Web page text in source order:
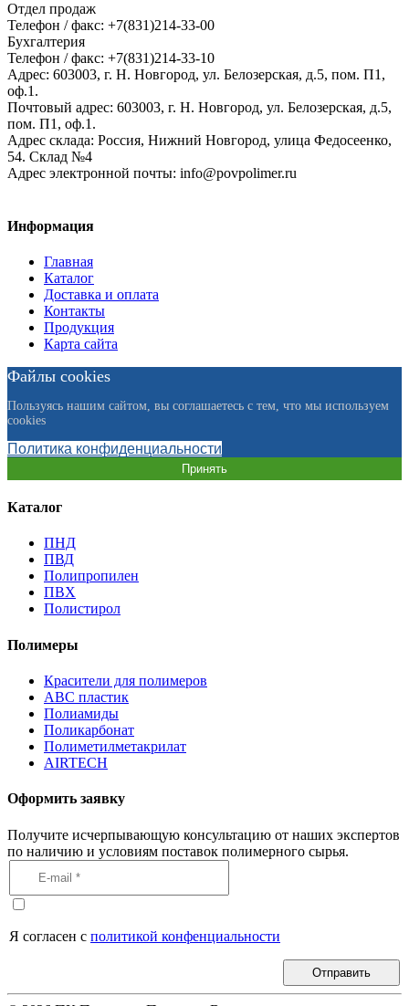
Отдел продаж
Телефон / факс: +7(831)214-33-00
Бухгалтерия
Телефон / факс: +7(831)214-33-10
Адрес: 603003, г. Н. Новгород, ул. Белозерская, д.5, пом. П1,
оф.1.
Почтовый адрес: 603003, г. Н. Новгород, ул. Белозерская, д.5,
пом. П1, оф.1.
Адрес склада: Россия, Нижний Новгород, улица Федосеенко,
54. Склад №4
Адрес электронной почты: info@povpolimer.ru
Информация
Главная
Каталог
Доставка и оплата
Контакты
Продукция
Карта сайта
Файлы cookies
Пользуясь нашим сайтом, вы соглашаетесь с тем, что мы используем
cookies
Политика конфиденциальности
Принять
Каталог
ПНД
ПВД
Полипропилен
ПВХ
Полистирол
Полимеры
Красители для полимеров
АВС пластик
Полиамиды
Поликарбонат
Полиметилметакрилат
AIRTECH
Оформить заявку
Получите исчерпывающую консультацию от наших экспертов
по наличию и условиям поставок полимерного сырья.
Я согласен с политикой конфенциальности
Отправить